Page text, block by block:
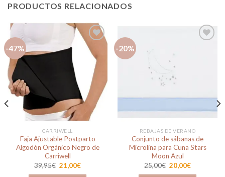
PRODUCTOS RELACIONADOS
-47%
Añadir
a la
lista de
deseos
CARRIWELL
Faja Ajustable Postparto
Algodón Orgánico Negro de
Carriwell
39,95€ El
precio
21,00€El
-20%
REBAJAS DE VERANO
Conjunto de sábanas de
Microlina para Cuna Stars
Moon Azul
25,00€ El
precio
20,00€El